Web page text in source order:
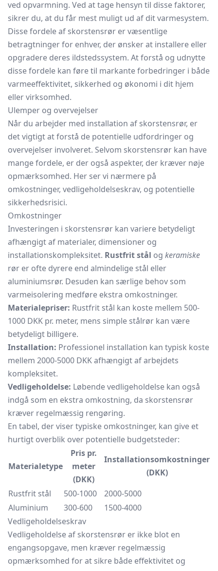
ved opvarmning. Ved at tage hensyn til disse faktorer,
sikrer du, at du får mest muligt ud af dit varmesystem.
Disse fordele af skorstensrør er væsentlige
betragtninger for enhver, der ønsker at installere eller
opgradere deres ildstedssystem. At forstå og udnytte
disse fordele kan føre til markante forbedringer i både
varmeeffektivitet, sikkerhed og økonomi i dit hjem
eller virksomhed.
Ulemper og overvejelser
Når du arbejder med installation af skorstensrør, er
det vigtigt at forstå de potentielle udfordringer og
overvejelser involveret. Selvom skorstensrør kan have
mange fordele, er der også aspekter, der kræver nøje
opmærksomhed. Her ser vi nærmere på
omkostninger, vedligeholdelseskrav, og potentielle
sikkerhedsrisici.
Omkostninger
Investeringen i skorstensrør kan variere betydeligt
afhængigt af materialer, dimensioner og
installationskompleksitet. Rustfrit stål og keramiske
rør er ofte dyrere end almindelige stål eller
aluminiumsrør. Desuden kan særlige behov som
varmeisolering medføre ekstra omkostninger.
Materialepriser: Rustfrit stål kan koste mellem 500-
1000 DKK pr. meter, mens simple stålrør kan være
betydeligt billigere.
Installation: Professionel installation kan typisk koste
mellem 2000-5000 DKK afhængigt af arbejdets
kompleksitet.
Vedligeholdelse: Løbende vedligeholdelse kan også
indgå som en ekstra omkostning, da skorstensrør
kræver regelmæssig rengøring.
En tabel, der viser typiske omkostninger, kan give et
hurtigt overblik over potentielle budgetsteder:
Materialetype
Pris pr.
meter
(DKK)
Installationsomkostninger
(DKK)
Rustfrit stål
500-1000
2000-5000
Aluminium
300-600
1500-4000
Vedligeholdelseskrav
Vedligeholdelse af skorstensrør er ikke blot en
engangsopgave, men kræver regelmæssig
opmærksomhed for at sikre både effektivitet og